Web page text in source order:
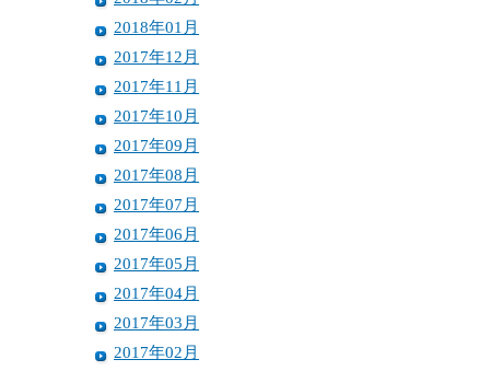
2018年01月
2017年12月
2017年11月
2017年10月
2017年09月
2017年08月
2017年07月
2017年06月
2017年05月
2017年04月
2017年03月
2017年02月